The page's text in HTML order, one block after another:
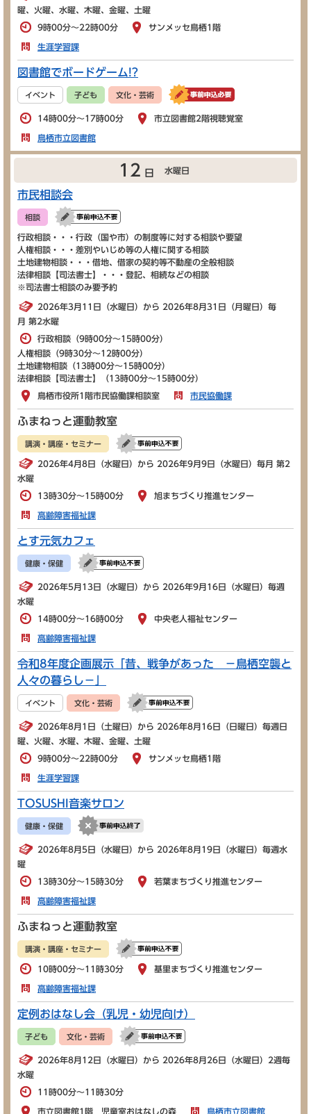
曜、火曜、水曜、木曜、金曜、土曜
9時00分～22時00分 サンメッセ鳥栖1階
生涯学習課
図書館でボードゲーム!?
イベント 子ども 文化・芸術
14時00分～17時00分 市立図書館2階視聴覚室
鳥栖市立図書館
12 日 水曜日
市民相談会
相談
行政相談・・・行政（国や市）の制度等に対する相談や要望
人権相談・・・差別やいじめ等の人権に関する相談
土地建物相談・・・借地、借家の契約等不動産の全般相談
法律相談【司法書士】・・・登記、相続などの相談
※司法書士相談のみ要予約
2026年3月11日（水曜日）から 2026年8月31日（月曜日）毎
月 第2水曜
行政相談（9時00分～15時00分）
人権相談（9時30分～12時00分）
土地建物相談（13時00分～15時00分）
法律相談【司法書士】（13時00分～15時00分）
鳥栖市役所1階市民協働課相談室 市民協働課
ふまねっと運動教室
講演・講座・セミナー
2026年4月8日（水曜日）から 2026年9月9日（水曜日）毎月 第2
水曜
13時30分～15時00分 旭まちづくり推進センター
高齢障害福祉課
とす元気カフェ
健康・保健
2026年5月13日（水曜日）から 2026年9月16日（水曜日）毎週
水曜
14時00分～16時00分 中央老人福祉センター
高齢障害福祉課
令和8年度企画展示「昔、戦争があった －鳥栖空襲と
人々の暮らし－」
イベント 文化・芸術
2026年8月1日（土曜日）から 2026年8月16日（日曜日）毎週日
曜、火曜、水曜、木曜、金曜、土曜
9時00分～22時00分 サンメッセ鳥栖1階
生涯学習課
TOSUSHI音楽サロン
健康・保健
2026年8月5日（水曜日）から 2026年8月19日（水曜日）毎週水
曜
13時30分～15時30分 若葉まちづくり推進センター
高齢障害福祉課
ふまねっと運動教室
講演・講座・セミナー
10時00分～11時30分 基里まちづくり推進センター
高齢障害福祉課
定例おはなし会（乳児・幼児向け）
子ども 文化・芸術
2026年8月12日（水曜日）から 2026年8月26日（水曜日）2週毎
水曜
11時00分～11時30分
市立図書館1階 児童室おはなしの森 鳥栖市立図書館